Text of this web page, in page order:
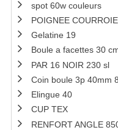
Haut-
spot 60w couleurs
POIGNEE
Gelatine 19
Boule a facettes 30
PAR 16 NOIR 230 sl
Coin boule 3p 40mm
Elingue 40
CUP TEX
RENFORT ANGLE